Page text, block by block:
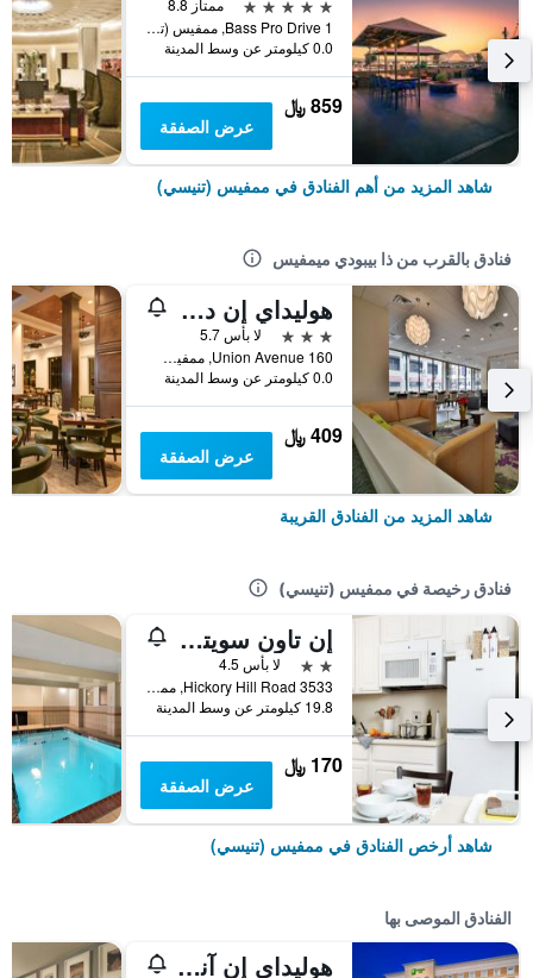
ممتاز 8.8
1 Bass Pro Drive, ممفيس (تنيسي), TN, الولايات المتحدة الأميريكية
0.0 كيلومتر عن وسط المدينة
859 ﷼
عرض الصفقة
شاهد المزيد من أهم الفنادق في ممفيس (تنيسي)
فنادق بالقرب من ذا بيبودي ميمفيس
هوليداي إن داون تاون ممفيس باي آيتش جي
3 نجوم
لا بأس 5.7
160 Union Avenue, ممفيس (تنيسي), TN, الولايات المتحدة الأميريكية
0.0 كيلومتر عن وسط المدينة
409 ﷼
عرض الصفقة
شاهد المزيد من الفنادق القريبة
فنادق رخيصة في ممفيس (تنيسي)
إن تاون سويتس إكستنديد ستاي ميمفيس تسانت - هيكوري هيل رود
2 نجمتين
لا بأس 4.5
3533 Hickory Hill Road, ممفيس (تنيسي), TN, الولايات المتحدة الأميريكية
19.8 كيلومتر عن وسط المدينة
170 ﷼
عرض الصفقة
شاهد أرخص الفنادق في ممفيس (تنيسي)
الفنادق الموصى بها
هوليداي إن آند سويتس ميمفيس - وولف شيس جاليريا باي آيتش جي